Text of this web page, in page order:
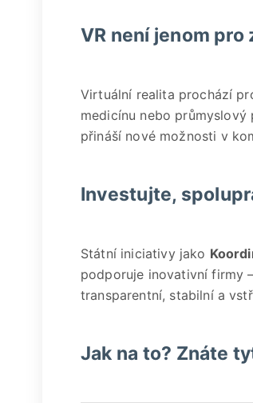
VR není jenom pro
Virtuální realita prochází
medicínu nebo
přináší nové možnosti v
Investujte,
Státní iniciativy jako
podporuje inovativní firmy
transparentní, stabilní a
Jak na to? Znáte